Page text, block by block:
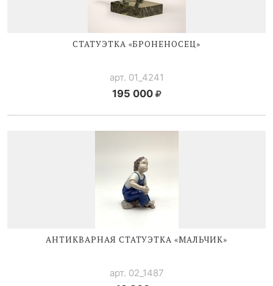
СТАТУЭТКА «БРОНЕНОСЕЦ»
арт. 01_4241
195 000
АНТИКВАРНАЯ СТАТУЭТКА «МАЛЬЧИК»
арт. 02_1487